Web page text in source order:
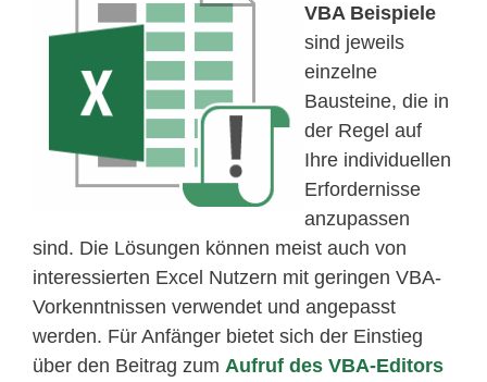
VBA Beispiele
sind jeweils
einzelne
Bausteine, die in
der Regel auf
Ihre individuellen
Erfordernisse
anzupassen
sind. Die Lösungen können meist auch von
interessierten Excel Nutzern mit geringen VBA-
Vorkenntnissen verwendet und angepasst
werden. Für Anfänger bietet sich der Einstieg
über den Beitrag zum Aufruf des VBA-Editors